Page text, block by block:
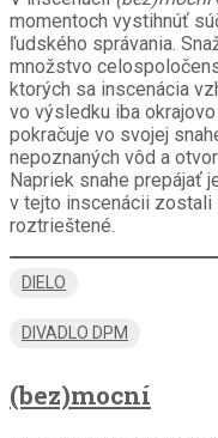
momentoch vystihnúť
ľudského správania.
množstvo
ktorých sa inscenácia
vo výsledku iba
pokračuje vo svojej
nepoznaných vôd a
Napriek snahe prepájať
v tejto inscenácii
roztrieštené.
DIELO
DIVADLO DPM
(bez)mocní